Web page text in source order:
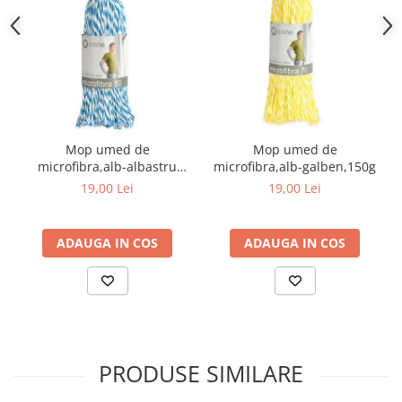
toalete portabile
Solutii curatare si intretinere
terase exterioare
Solutii curatare si intretinere
mobilier gradina
Solutii de curatare si intretinere
gratare exterioare si seminee
Foglia D'Oro
Odorizanti & Neutralizatori pentru
Doze odorizante spray SPRING AIR
250ml
Dispensere pentru doze
Saculeti parfumati si pliculete
Mop umed de
microfibra,alb-albastru
150g
19,00 Lei
ADAUGA IN COS
Mop umed de
microfibra,alb-galben,150g
19,00 Lei
ADAUGA IN COS
PRODUSE SIMILARE